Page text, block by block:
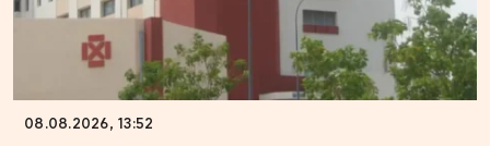
08.08.2026, 13:52